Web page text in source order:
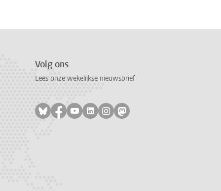
Volg ons
Lees onze wekelijkse nieuwsbrief
Volg ons op bluesky
Volg ons op facebook
Volg ons op youtube
Volg ons op linkedin
Volg ons op instagram
Volg ons op mastodon